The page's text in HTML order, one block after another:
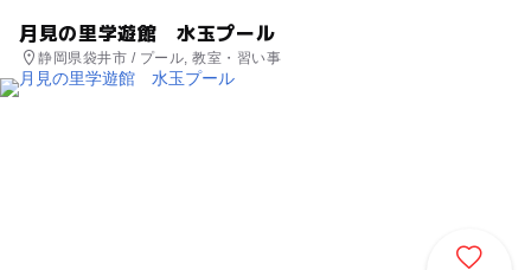
月見の里学遊館 水玉プール
静岡県袋井市 / プール, 教室・習い事